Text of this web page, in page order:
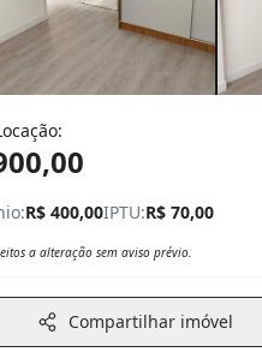
R$ 400,00IPTU:R$ 70,00
a alteração sem aviso prévio.
Compartilhar imóvel